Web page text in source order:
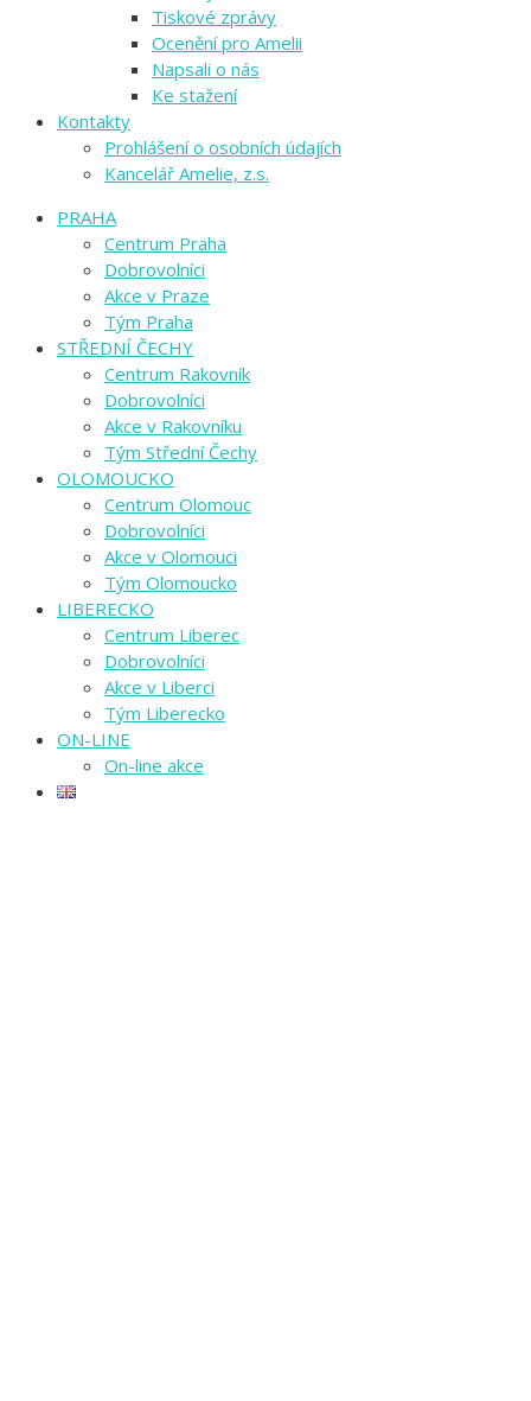
Tiskové zprávy
Ocenění pro Amelii
Napsali o nás
Ke stažení
Kontakty
Prohlášení o osobních údajích
Kancelář Amelie, z.s.
PRAHA
Centrum Praha
Dobrovolníci
Akce v Praze
Tým Praha
STŘEDNÍ ČECHY
Centrum Rakovník
Dobrovolníci
Akce v Rakovníku
Tým Střední Čechy
OLOMOUCKO
Centrum Olomouc
Dobrovolníci
Akce v Olomouci
Tým Olomoucko
LIBERECKO
Centrum Liberec
Dobrovolníci
Akce v Liberci
Tým Liberecko
ON-LINE
On-line akce